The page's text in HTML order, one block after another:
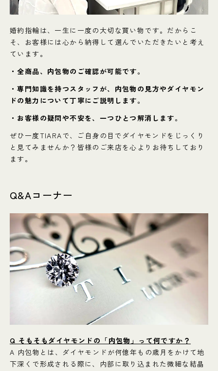
婚約指輪は、一生に一度の大切な買い物です。だからこ
そ、お客様には心から納得して選んでいただきたいと考え
ています。
・全商品、内包物のご確認が可能です。
・専門知識を持つスタッフが、内包物の見方やダイヤモン
ドの魅力について丁寧にご説明します。
・お客様の疑問や不安を、一つひとつ解消します。
ぜひ一度TIARAで、ご自身の目でダイヤモンドをじっくり
と見てみませんか？皆様のご来店を心よりお待ちしており
ます。
Q&Aコーナー
Q そもそもダイヤモンドの「内包物」って何ですか？
A 内包物とは、ダイヤモンドが何億年もの歳月をかけて地
下深くで形成される際に、内部に取り込まれた微細な結晶